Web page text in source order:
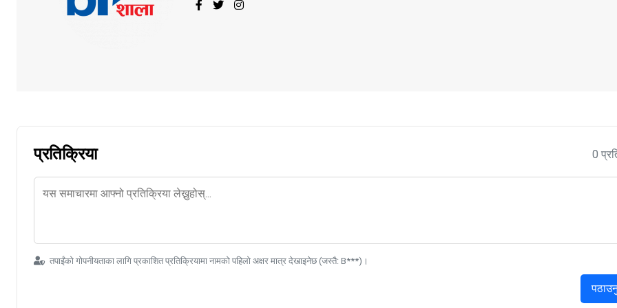
प्रतिक्रिया 0
तपाईंको गोपनीयताका लागि प्रकाशित प्रतिक्रियामा नामको पहिलो अक्षर मात्र देखाइनेछ (जस्तै: B***)।